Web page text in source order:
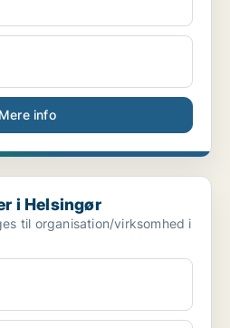
Mere info
i Helsingør
til organisation/virksomhed i